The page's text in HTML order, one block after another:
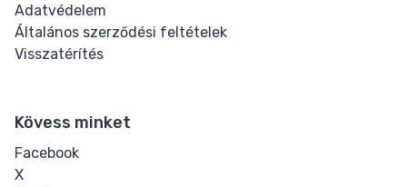
Translate
Input
Adatvédelem
Általános szerződési feltételek
Visszatérítés
Kövess minket
Facebook
X